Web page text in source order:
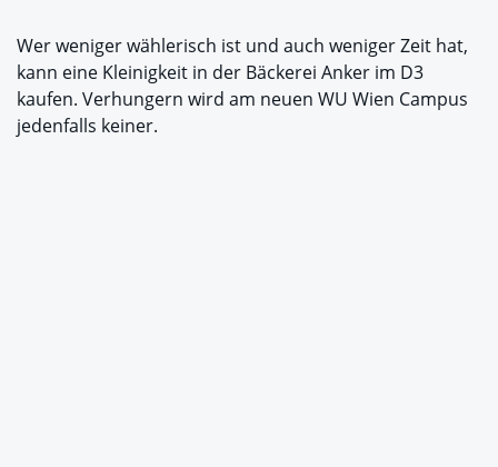
Wer weniger wählerisch ist und auch weniger Zeit hat,
kann eine Kleinigkeit in der Bäckerei Anker im D3
kaufen. Verhungern wird am neuen WU Wien Campus
jedenfalls keiner.